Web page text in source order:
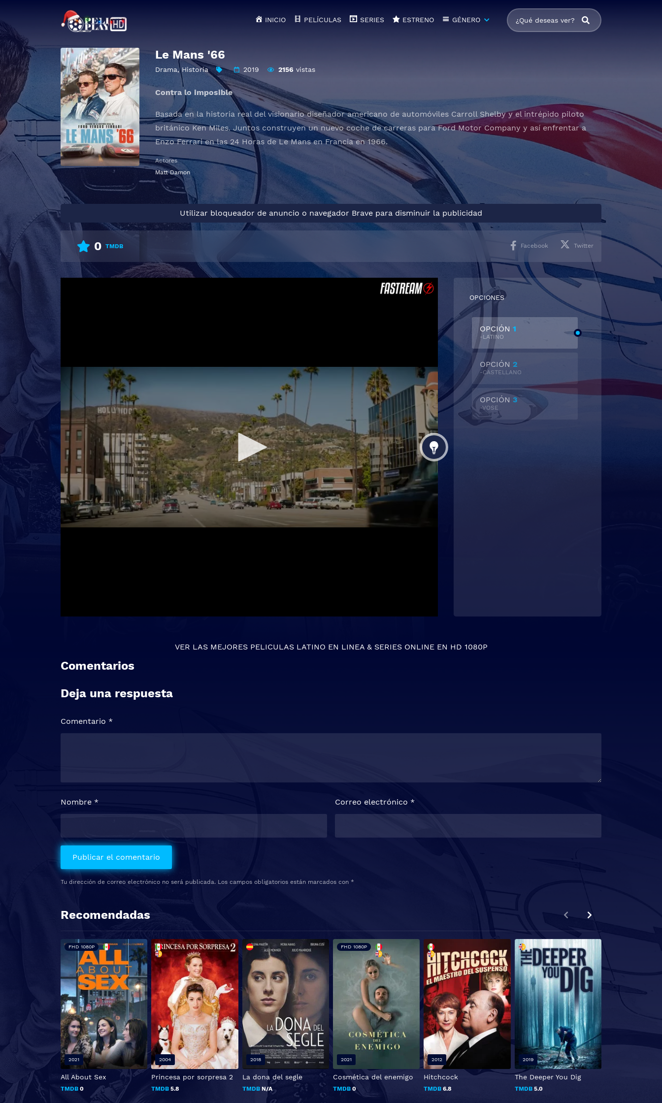
INICIO PELÍCULAS SERIES ESTRENO GÉNERO
Le Mans '66
Drama,Historia 2019 2156 vistas
Contra lo imposible
Basada en la historia real del visionario diseñador americano de automóviles Carroll Shelby y el intrépido piloto
británico Ken Miles. Juntos construyen un nuevo coche de carreras para Ford Motor Company y así enfrentar a
Enzo Ferrari en las 24 Horas de Le Mans en Francia en 1966.
Actores
Matt Damon
Utilizar bloqueador de anuncio o navegador Brave para disminuir la publicidad
0 TMDB Facebook Twitter
OPCIONES
OPCIÓN 1
-LATINO
OPCIÓN 2
-CASTELLANO
OPCIÓN 3
-VOSE
VER LAS MEJORES PELICULAS LATINO EN LINEA& SERIES ONLINEEN HD 1080P
Comentarios
Deja una respuesta
Tu dirección de correo electrónico no será publicada. Los campos obligatorios están marcados con *
Comentario *
Nombre * Correo electrónico *
Recomendadas
All About Sex
TMDB 0
FHD 1080P
2021
Princesa por sorpresa 2
TMDB 5.8
2004
La dona del segle
TMDBN/A
2018
Cosmética del enemigo
TMDB0
FHD 1080P
2021
Hitchcock
TMDB 6.8
2012
The Deeper You Dig
TMDB5.0
2019